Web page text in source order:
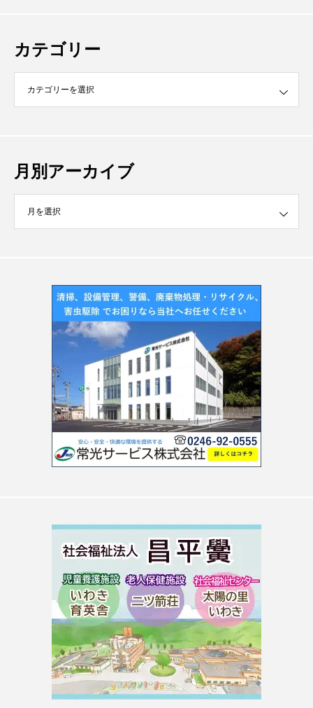
カテゴリー
月別アーカイブ